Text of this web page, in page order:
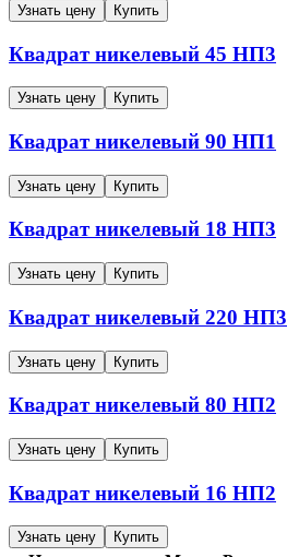
Узнать цену Купить
Квадрат никелевый 45 НП3
Узнать цену Купить
Квадрат никелевый 90 НП1
Узнать цену Купить
Квадрат никелевый 18 НП3
Узнать цену Купить
Квадрат никелевый 220 НП3
Узнать цену Купить
Квадрат никелевый 80 НП2
Узнать цену Купить
Квадрат никелевый 16 НП2
Узнать цену Купить